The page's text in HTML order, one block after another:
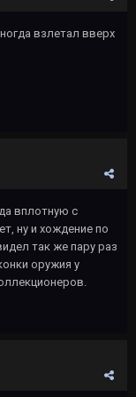
взлетал вверх
вплотную с
ну и хождение по
так же пару раз
оружия у